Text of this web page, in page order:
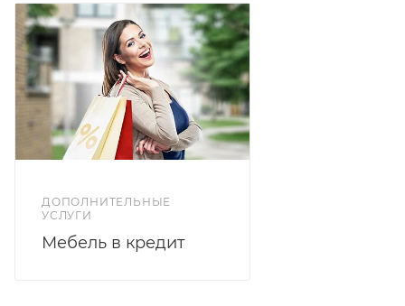
ДОПОЛНИТЕЛЬНЫЕ
УСЛУГИ
Мебель в кредит